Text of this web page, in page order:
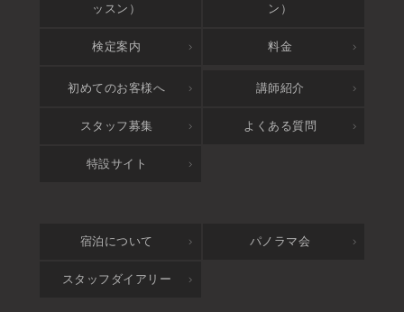
ッスン） ン）
検定案内 料金
アクセス
初めてのお客様へ 講師紹介
スタッフ募集 よくある質問
特設サイト
宿泊について パノラマ会
スタッフダイアリー